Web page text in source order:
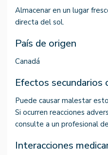
Almacenar en un lugar
directa del sol.
País de origen
Canadá
Efectos secundarios
Puede causar malestar
Si ocurren reacciones
consulte a un profesional
Interacciones